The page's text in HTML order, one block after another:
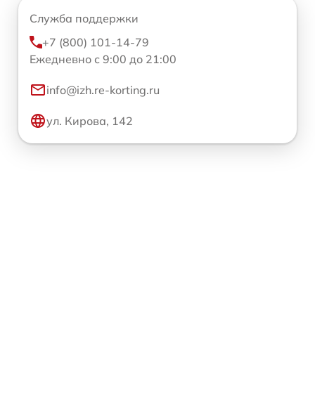
Служба поддержки
+7 (800) 101-14-79
Ежедневно с 9:00 до 21:00
info@izh.re-korting.ru
ул. Кирова, 142